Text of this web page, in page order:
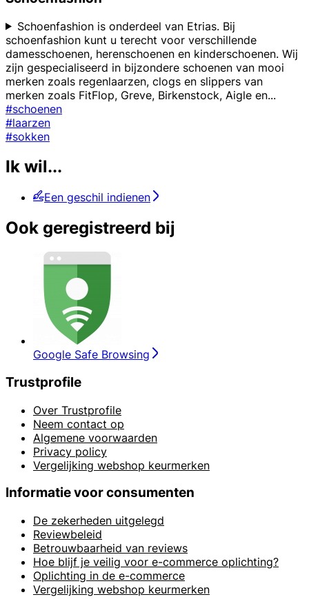
Schoenfashion is onderdeel van Etrias. Bij
schoenfashion kunt u terecht voor verschillende
damesschoenen, herenschoenen en kinderschoenen. Wij
zijn gespecialiseerd in bijzondere schoenen van mooi
merken zoals regenlaarzen, clogs en slippers van
merken zoals FitFlop, Greve, Birkenstock, Aigle en...
#schoenen
#laarzen
#sokken
Ik wil...
Een geschil indienen
Ook geregistreerd bij
Google Safe Browsing
Trustprofile
Over Trustprofile
Neem contact op
Algemene voorwaarden
Privacy policy
Vergelijking webshop keurmerken
Informatie voor consumenten
De zekerheden uitgelegd
Reviewbeleid
Betrouwbaarheid van reviews
Hoe blijf je veilig voor e-commerce oplichting?
Oplichting in de e-commerce
Vergelijking webshop keurmerken